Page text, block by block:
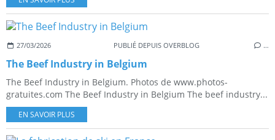
27/03/2026 PUBLIÉ DEPUIS OVERBLOG …
The Beef Industry in Belgium
The Beef Industry in Belgium. Photos de www.photos-
gratuites.com The Beef Industry in Belgium The beef industry...
EN SAVOIR PLUS